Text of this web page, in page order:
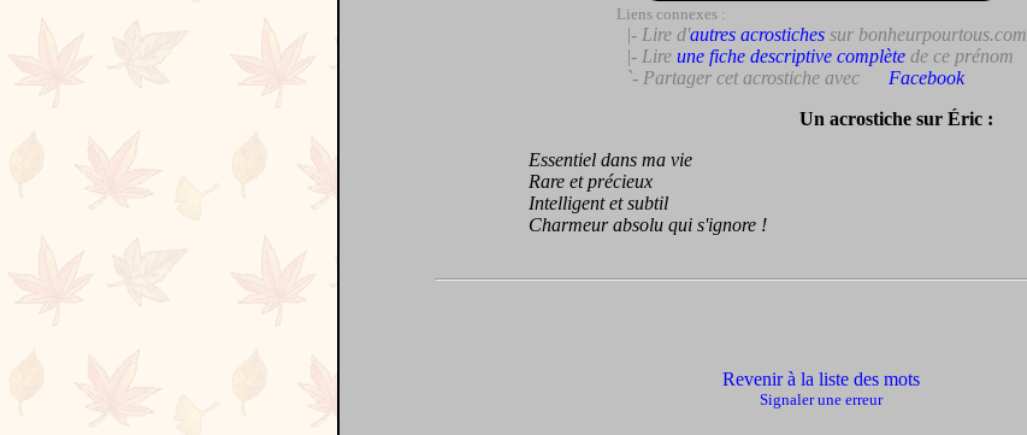
Liens connexes :
|- Lire d'autres acrostichessur bonheurpourtous.com
|- Lire une fiche descriptive complètede ce prénom
`- Partager cet acrostiche avec
Facebook
Un acrostiche sur Éric :
Essentiel dans ma vie
Rare et précieux
Intelligent et subtil
Charmeur absolu qui s'ignore !
Revenir à la liste des mots
Signaler une erreur